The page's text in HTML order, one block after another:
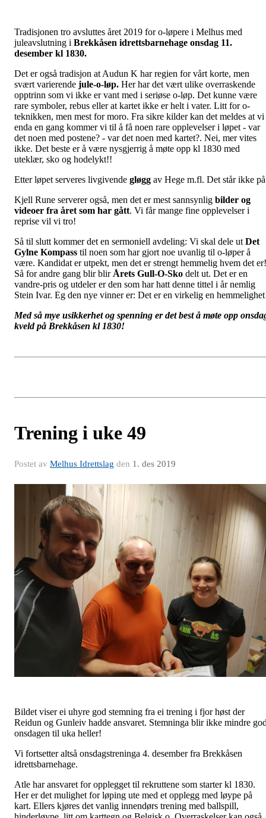
Tradisjonen tro avsluttes året 2019 for o-løpere i Melhus med
juleavslutning i Brekkåsen idrettsbarnehage onsdag 11.
desember kl 1830.
Det er også tradisjon at Audun K har regien for vårt korte, men
svært varierende jule-o-løp. Her har det vært ulike overraskende
opptrinn som vi ikke er vant med i seriøse o-løp. Det kunne være
rare symboler, rebus eller at kartet ikke er helt i vater. Litt for o-
teknikken, men mest for moro. Fra sikre kilder kan det meldes at vi
enda en gang kommer vi til å få noen rare opplevelser i løpet - var
det noen med postene? - var det noen med kartet?. Nei, mer vites
ikke. Det beste er å være nysgjerrig å møte opp kl 1830 med
uteklær, sko og hodelykt!!
Etter løpet serveres livgivende gløgg av Hege m.fl. Det står ikke
Kjell Rune serverer også, men det er mest sannsynlig bilder og
videoer fra året som har gått. Vi får mange fine opplevelser i
reprise vil vi tro!
Så til slutt kommer det en sermoniell avdeling: Vi skal dele ut Det
Gylne Kompass til noen som har gjort noe uvanlig til o-løper å
være. Kandidat er utpekt, men det er strengt hemmelig hvem det er!
Så for andre gang blir blir Årets Gull-O-Sko delt ut. Det er en
vandre-pris og utdeler er den som har hatt denne tittel i år nemlig
Stein Ivar. Eg den nye vinner er: Det er en virkelig en
Med så mye usikkerhet og spenning er det best å møte opp
kveld på Brekkåsen kl 1830!
Trening i uke 49
Postet av Melhus Idrettslag den 1. des 2019
Bildet viser ei uhyre god stemning fra ei trening i fjor høst der
Reidun og Gunleiv hadde ansvaret. Stemninga blir ikke mindre
onsdagen til uka heller!
Vi fortsetter altså onsdagstreninga 4. desember fra Brekkåsen
idrettsbarnehage.
Atle har ansvaret for opplegget til rekruttene som starter kl 1830.
Her er det mulighet for løping ute med et opplegg med løype på
kart. Ellers kjøres det vanlig innendørs trening med ballspill,